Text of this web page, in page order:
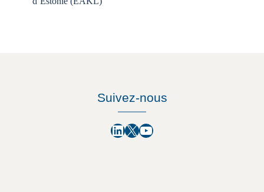
Suivez-nous
LinkedIn
X YouTube